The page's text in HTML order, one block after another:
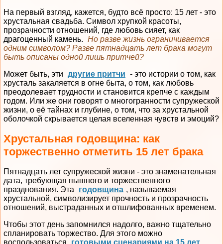
На первый взгляд, кажется, будто всё просто: 15 лет - это
хрустальная свадьба. Символ хрупкой красоты,
прозрачности отношений, где любовь сияет, как
драгоценный камень. Но разве жизнь ограничивается
одним символом? Разве пятнадцать лет брака могут
быть описаны одной лишь притчей?
Может быть, эти другие притчи - это истории о том, как
хрусталь закаляется в огне быта, о том, как любовь
преодолевает трудности и становится крепче с каждым
годом. Или же они говорят о многогранности супружеской
жизни, о её тайнах и глубине, о том, что за хрустальной
оболочкой скрывается целая вселенная чувств и эмоций?
Хрустальная годовщина: как
торжественно отметить 15 лет брака
Пятнадцать лет супружеской жизни - это знаменательная
дата, требующая пышного и торжественного
празднования. Эта годовщина , называемая
хрустальной, символизирует прочность и прозрачность
отношений, выстраданных и отшлифованных временем.
Чтобы этот день запомнился надолго, важно тщательно
спланировать торжество. Для этого можно